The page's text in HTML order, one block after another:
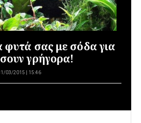
φυτά σας με σόδα για
γρήγορα!
03/2015 | 15:46